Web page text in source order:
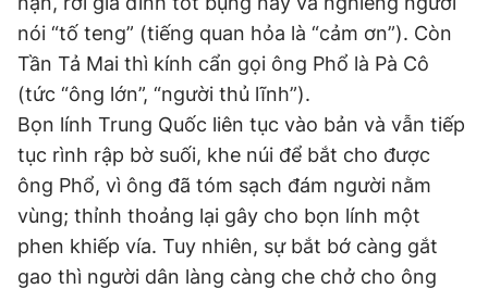
nói “tố teng” (tiếng quan hỏa là “cảm ơn”). Còn
Tần Tả Mai thì kính cẩn gọi ông Phổ là Pà Cô
(tức “ông lớn”, “người thủ lĩnh”).
Bọn lính Trung Quốc liên tục vào bản và vẫn tiếp
tục rình rập bờ suối, khe núi để bắt cho được
ông Phổ, vì ông đã tóm sạch đám người nằm
vùng; thỉnh thoảng lại gây cho bọn lính một
phen khiếp vía. Tuy nhiên, sự bắt bớ càng gắt
gao thì người dân làng càng che chở cho ông